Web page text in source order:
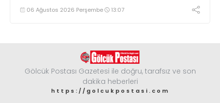
geldi06 Ağustos 2026 Perşembe 13:07
Gölcük Postası Gazetesi ile doğru, tarafsız ve son
dakika heberleri
https://golcukpostasi.com